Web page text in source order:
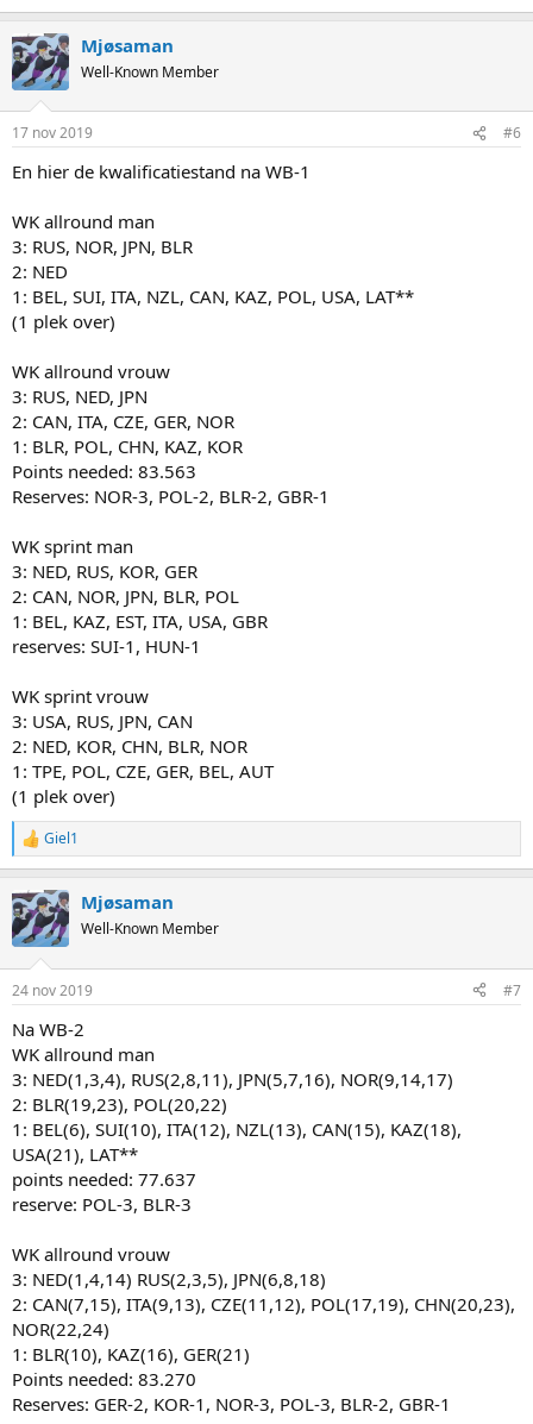
Mjøsaman
Well-Known Member
17 nov 2019 #6
En hier de kwalificatiestand na WB-1
WK allround man
3: RUS, NOR, JPN, BLR
2: NED
1: BEL, SUI, ITA, NZL, CAN, KAZ, POL, USA, LAT**
(1 plek over)
WK allround vrouw
3: RUS, NED, JPN
2: CAN, ITA, CZE, GER, NOR
1: BLR, POL, CHN, KAZ, KOR
Points needed: 83.563
Reserves: NOR-3, POL-2, BLR-2, GBR-1
WK sprint man
3: NED, RUS, KOR, GER
2: CAN, NOR, JPN, BLR, POL
1: BEL, KAZ, EST, ITA, USA, GBR
reserves: SUI-1, HUN-1
WK sprint vrouw
3: USA, RUS, JPN, CAN
2: NED, KOR, CHN, BLR, NOR
1: TPE, POL, CZE, GER, BEL, AUT
(1 plek over)
R
e
c
t
i
s
Giel1
Mjøsaman
Well-Known Member
24 nov 2019 #7
Na WB-2
WK allround man
3: NED(1,3,4), RUS(2,8,11), JPN(5,7,16), NOR(9,14,17)
2: BLR(19,23), POL(20,22)
1: BEL(6), SUI(10), ITA(12), NZL(13), CAN(15), KAZ(18),
USA(21), LAT**
points needed: 77.637
reserve: POL-3, BLR-3
WK allround vrouw
3: NED(1,4,14) RUS(2,3,5), JPN(6,8,18)
2: CAN(7,15), ITA(9,13), CZE(11,12), POL(17,19), CHN(20,23),
NOR(22,24)
1: BLR(10), KAZ(16), GER(21)
Points needed: 83.270
Reserves: GER-2, KOR-1, NOR-3, POL-3, BLR-2, GBR-1